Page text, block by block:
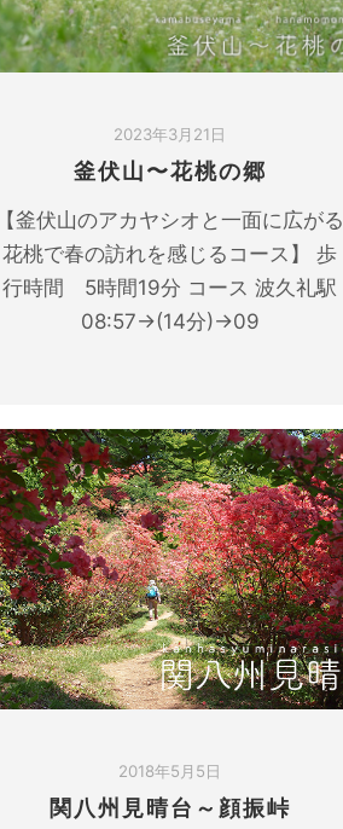
2023年3月21日
釜伏山〜花桃の郷
【釜伏山のアカヤシオと一面に広がる
花桃で春の訪れを感じるコース】 歩
行時間 5時間19分 コース 波久礼駅
08:57→(14分)→09
2018年5月5日
関八州見晴台～顔振峠